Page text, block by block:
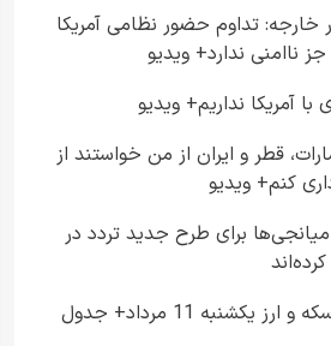
خارجه: تداوم حضور نظامی آمریکا
ناامنی ندارد+ ویدیو
با آمریکا نداریم+ ویدیو
قطر و ایران از من خواستند از
کنم+ ویدیو
برای طرح جدید تردد در
11 مرداد+ جدول